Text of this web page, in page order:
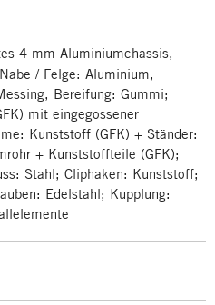
4 mm Aluminiumchassis,
/ Felge: Aluminium,
Bereifung: Gummi;
mit eingegossener
Kunststoff (GFK) + Ständer:
+ Kunststoffteile (GFK);
Stahl; Cliphaken: Kunststoff;
Edelstahl; Kupplung: